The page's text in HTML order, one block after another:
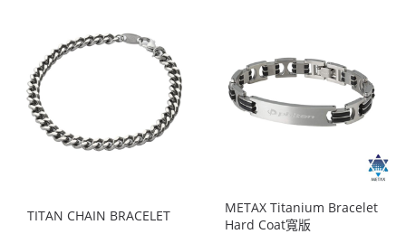
TITAN CHAIN BRACELET
METAX Titanium Bracelet
Hard Coat寬版